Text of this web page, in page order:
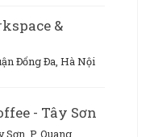
&
Đống Đa, Hà Nội
- Tây Sơn
Sơn, P. Quang